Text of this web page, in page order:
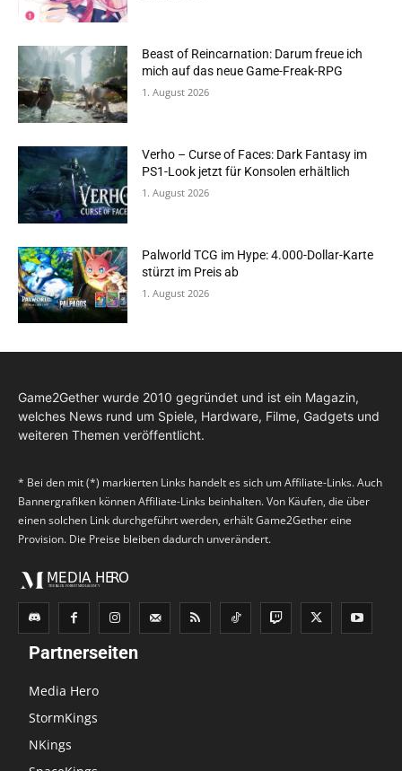
Beast of Reincarnation: Darum freue ich
mich auf das neue Game-Freak-RPG
1. August 2026
Verho – Curse of Faces: Dark Fantasy im
PS1-Look jetzt für Konsolen erhältlich
1. August 2026
Palworld TCG im Hype: 4.000-Dollar-Karte
stürzt im Preis ab
1. August 2026
Game2Gether wurde 2010 gegründet und ist ein Magazin,
welches News rund um Spiele, Hardware, Filme, Gadgets und
weiteren Themen veröffentlicht.
* Bei den mit (*) markierten Links handelt es sich um Affiliate-Links. Auch
Bannergrafiken können Affiliate-Links beinhalten. Von Käufen, die über
einen solchen Link durchgeführt werden, erhält Game2Gether eine
Provision. Die Preise bleiben dadurch unverändert.
Partnerseiten
Media Hero
StormKings
NKings